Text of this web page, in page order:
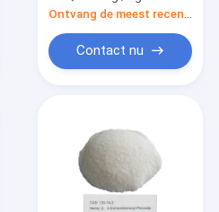
Modificatiemiddel
van organische
peroxide initiator
Contact nu